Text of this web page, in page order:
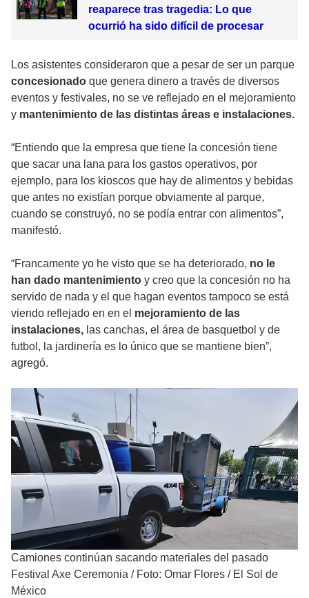
reaparece tras tragedia: Lo que
ocurrió ha sido difícil de procesar
Los asistentes consideraron que a pesar de ser un parque
concesionado que genera dinero a través de diversos
eventos y festivales, no se ve reflejado en el mejoramiento
y mantenimiento de las distintas áreas e instalaciones.
“Entiendo que la empresa que tiene la concesión tiene
que sacar una lana para los gastos operativos, por
ejemplo, para los kioscos que hay de alimentos y bebidas
que antes no existían porque obviamente al parque,
cuando se construyó, no se podía entrar con alimentos”,
manifestó.
“Francamente yo he visto que se ha deteriorado, no le
han dado mantenimiento y creo que la concesión no ha
servido de nada y el que hagan eventos tampoco se está
viendo reflejado en en el mejoramiento de las
instalaciones, las canchas, el área de basquetbol y de
futbol, la jardinería es lo único que se mantiene bien”,
agregó.
Camiones continúan sacando materiales del pasado
Festival Axe Ceremonia / Foto: Omar Flores / El Sol de
México